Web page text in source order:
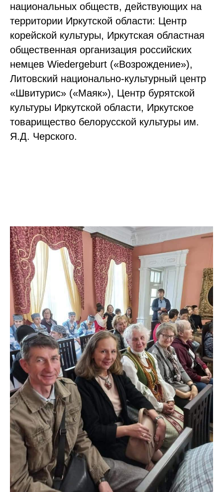
национальных обществ, действующих на
территории Иркутской области: Центр
корейской культуры, Иркутская областная
общественная организация российских
немцев Wiedergeburt («Возрождение»),
Литовский национально-культурный центр
«Швитурис» («Маяк»), Центр бурятской
культуры Иркутской области, Иркутское
товарищество белорусской культуры им.
Я.Д. Черского.